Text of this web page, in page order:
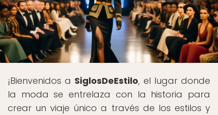
¡Bienvenidos a SiglosDeEstilo, el lugar donde
la moda se entrelaza con la historia para
crear un viaje único a través de los estilos y